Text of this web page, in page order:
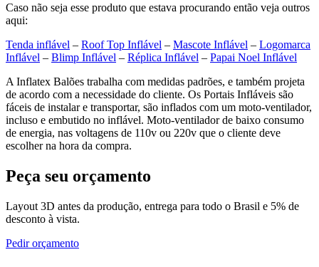
Caso não seja esse produto que estava procurando então veja outros
aqui:
Tenda inflável – Roof Top Inflável – Mascote Inflável – Logomarca
Inflável – Blimp Inflável – Réplica Inflável – Papai Noel Inflável
A Inflatex Balões trabalha com medidas padrões, e também projeta
de acordo com a necessidade do cliente. Os Portais Infláveis são
fáceis de instalar e transportar, são inflados com um moto-ventilador,
incluso e embutido no inflável. Moto-ventilador de baixo consumo
de energia, nas voltagens de 110v ou 220v que o cliente deve
escolher na hora da compra.
Peça seu orçamento
Layout 3D antes da produção, entrega para todo o Brasil e 5% de
desconto à vista.
Pedir orçamento